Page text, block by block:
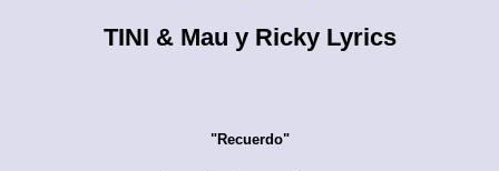
TINI & Mau y Ricky Lyrics
"Recuerdo"